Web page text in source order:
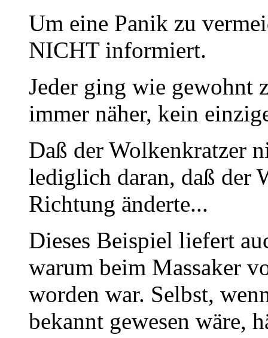
Um eine Panik zu
NICHT informiert.
Jeder ging wie gewohnt
immer näher, kein
Daß der Wolkenkratzer
lediglich daran, daß der
Richtung änderte...
Dieses Beispiel liefert
warum beim Massaker
worden war. Selbst,
bekannt gewesen wäre,